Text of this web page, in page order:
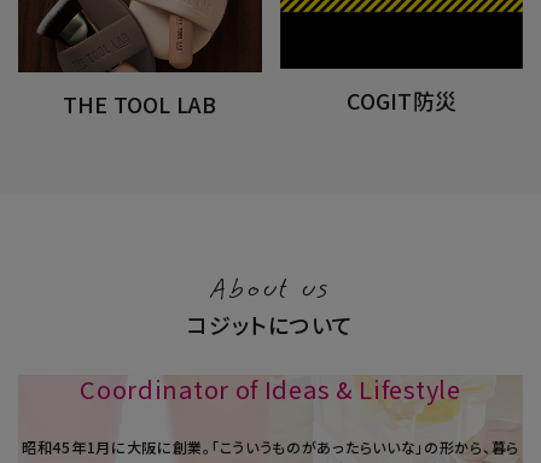
THE TOOL LAB COGIT防災
About us
コジットについて
Coordinator of Ideas & Lifestyle
昭和45年1⽉に大阪に創業。「こういうものがあったらいいな」の形から、暮ら